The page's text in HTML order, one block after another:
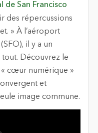
San Francisco
des répercussions
» À l’aéroport
il y a un
Découvrez le
« cœur numérique »
et
image commune.